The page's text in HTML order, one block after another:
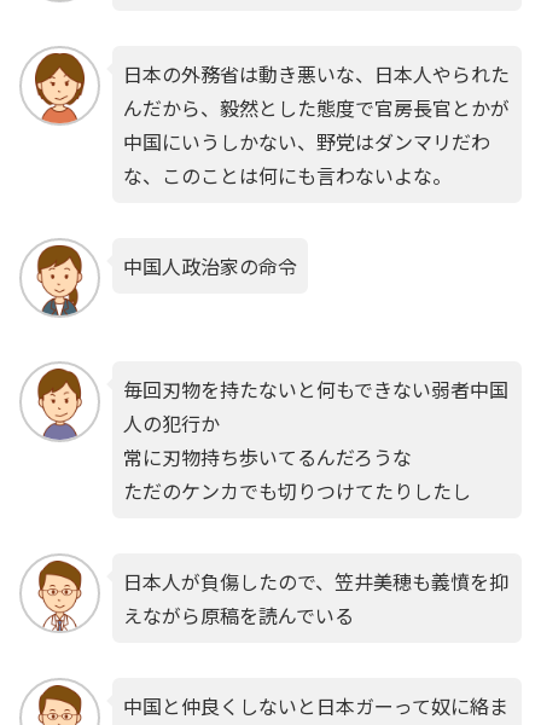
日本の外務省は動き悪いな、日本人やられた
んだから、毅然とした態度で官房長官とかが
中国にいうしかない、野党はダンマリだわ
な、このことは何にも言わないよな。
中国人政治家の命令
毎回刃物を持たないと何もできない弱者中国
人の犯行か
常に刃物持ち歩いてるんだろうな
ただのケンカでも切りつけてたりしたし
日本人が負傷したので、笠井美穂も義憤を抑
えながら原稿を読んでいる
中国と仲良くしないと日本ガーって奴に絡ま